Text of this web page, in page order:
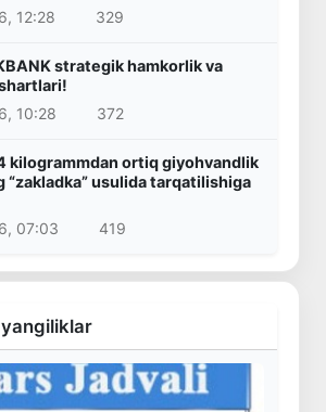
12:28
329
strategik hamkorlik va
shartlari!
10:28
372
kilogrammdan ortiq giyohvandlik
“zakladka” usulida tarqatilishiga
07:03
419